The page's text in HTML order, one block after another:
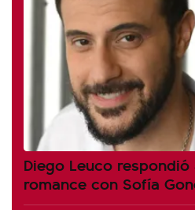
Diego Leuco
romance con Sofía